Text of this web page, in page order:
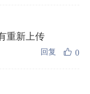
重新上传
回复 0